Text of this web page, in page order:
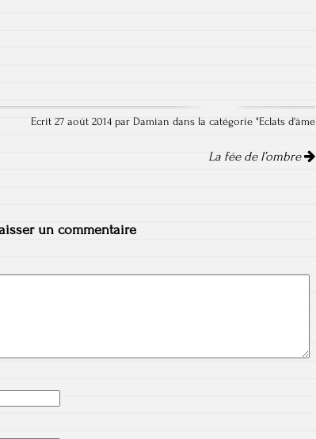
Ecrit 27 août 2014 par Damian dans la catégorie "Eclats d'âme
La fée de l’ombre
un commentaire